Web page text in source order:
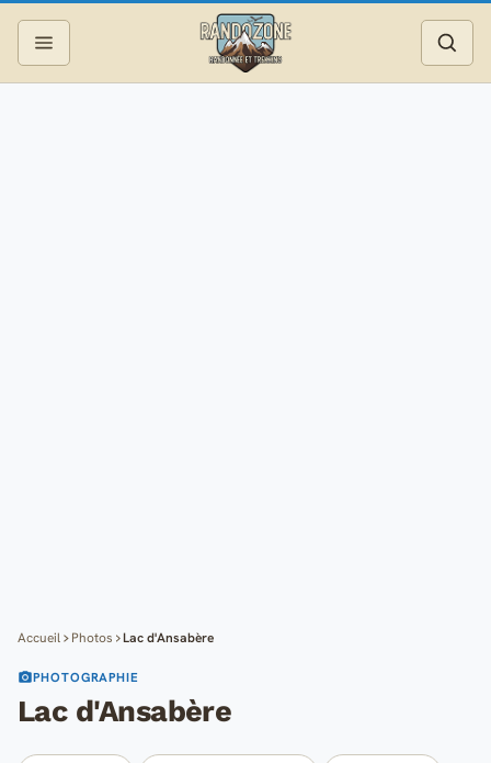
Accueil Photos Lac d'Ansabère
PHOTOGRAPHIE
Lac d'Ansabère